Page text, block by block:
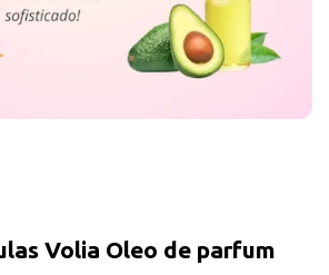
Volia Oleo de parfum